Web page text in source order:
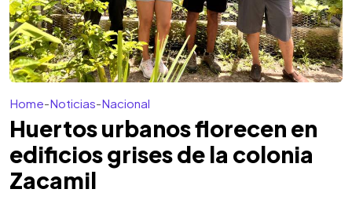
Home-Noticias-Nacional
Huertos urbanos florecen en
edificios grises de la colonia
Zacamil